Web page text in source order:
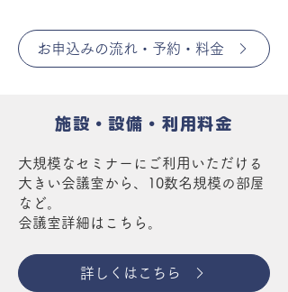
お申込みの流れ・予約・料金
施設・設備・利用料金
大規模なセミナーにご利用いただける
大きい会議室から、10数名規模の部屋
など。
会議室詳細はこちら。
詳しくはこちら